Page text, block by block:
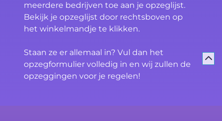
meerdere bedrijven toe aan je opzeglijst.
Bekijk je opzeglijst door rechtsboven op
het winkelmandje te klikken.
Staan ze er allemaal in? Vul dan het
opzegformulier volledig in en wij zullen de
opzeggingen voor je regelen!